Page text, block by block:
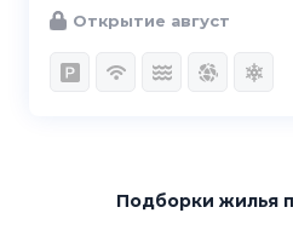
Открытие август
Подборки жилья